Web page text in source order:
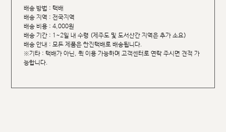
배송 방법 : 택배
배송 지역 : 전국지역
배송 비용 : 4,000원
배송 기간 : 1~2일 내 수령 (제주도 및 도서산간 지역은 추가 소요)
배송 안내 : 모든 제품은 한진택배로 배송됩니다.
※기타 : 택배가 아닌, 퀵 이용 가능하며 고객센터로 연락 주시면 견적 가
능합니다.